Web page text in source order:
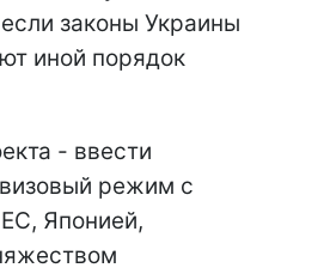
законы Украины
иной порядок
- ввести
режим с
Японией,